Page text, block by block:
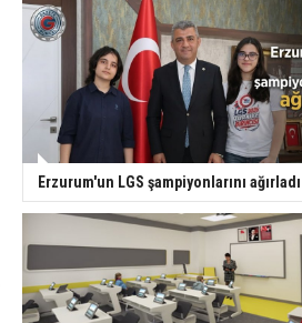
Erzurum'un LGS şampiyonlarını ağırladı